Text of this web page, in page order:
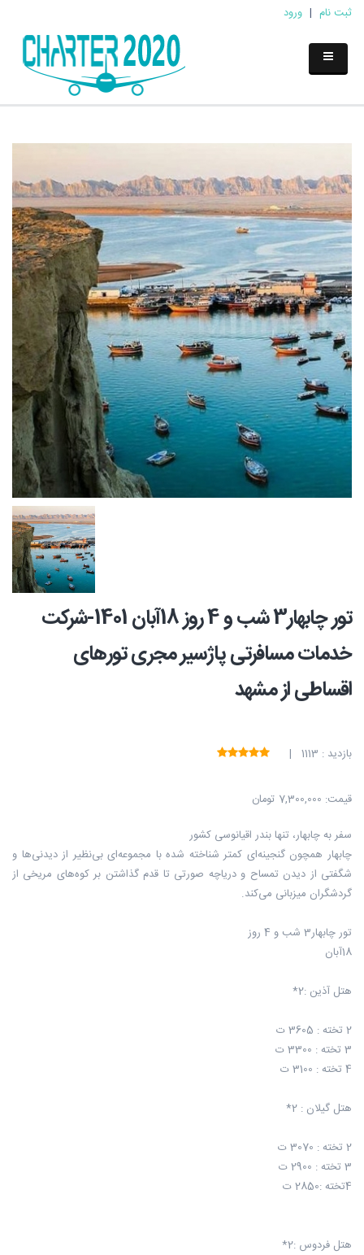
ثبت نام | ورود
تور چابهار3 شب و 4 روز 18آبان 1401-شرکت
خدمات مسافرتی پاژسیر مجری تورهای
اقساطی از مشهد
بازدید : 1113 |
قیمت: 7,300,000 تومان
سفر به چابهار، تنها بندر اقیانوسی کشور
چابهار همچون گنجینه‌ای کمتر شناخته شده با مجموعه‌ای بی‌نظیر از دیدنی‌ها و
شگفتی از دیدن تمساح و دریاچه صورتی تا قدم گذاشتن بر کوه‌های مریخی از
گردشگران میزبانی می‌کند.
تور چابهار3 شب و 4 روز
18آبان
هتل آذین :2*
2 تخته : 3605 ت
3 تخته : 3300 ت
4 تخته : 3100 ت
هتل گیلان : 2*
2 تخته : 3070 ت
3 تخته : 2900 ت
4تخته :2850 ت
هتل فردوس :2*